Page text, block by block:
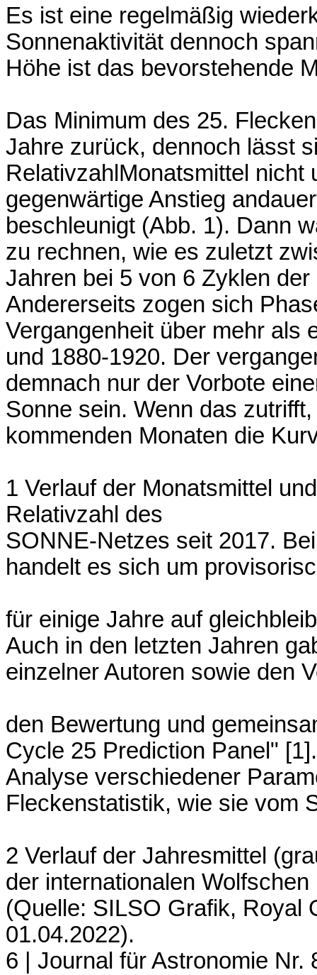
Es ist eine regelmäßig
Sonnenaktivität dennoch
Höhe ist das bevorstehende
Das Minimum des 25.
Jahre zurück, dennoch lässt
RelativzahlMonatsmittel nicht
gegenwärtige Anstieg
beschleunigt (Abb. 1). Dann
zu rechnen, wie es zuletzt
Jahren bei 5 von 6 Zyklen
Andererseits zogen sich
Vergangenheit über mehr als
und 1880-1920. Der
demnach nur der Vorbote
Sonne sein. Wenn das
kommenden Monaten die
1 Verlauf der Monatsmittel
Relativzahl des
SONNE-Netzes seit 2017.
handelt es sich um
für einige Jahre auf
Auch in den letzten Jahren
einzelner Autoren sowie den
den Bewertung und
Cycle 25 Prediction Panel"
Analyse verschiedener
Fleckenstatistik, wie sie vom
2 Verlauf der Jahresmittel
der internationalen
(Quelle: SILSO Grafik, Royal
01.04.2022).
6 | Journal für Astronomie Nr.